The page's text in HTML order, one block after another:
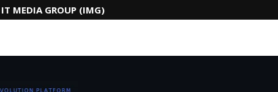
IT MEDIA GROUP (IMG)